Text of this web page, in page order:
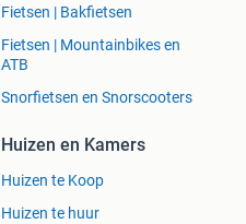
Fietsen | Bakfietsen
Fietsen | Mountainbikes en
ATB
Snorfietsen en Snorscooters
Huizen en Kamers
Huizen te Koop
Huizen te huur